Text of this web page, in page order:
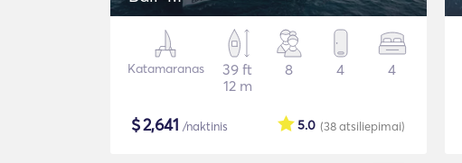
Katamaranas
39 ft
12 m
8 4 4
$2,641 /naktinis (38atsiliepimai)
5.0